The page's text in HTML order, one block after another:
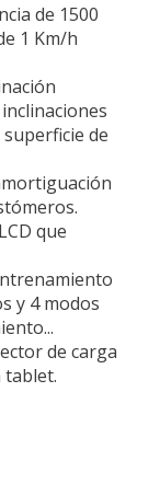
de 1500
1 Km/h
superficie de
que
y 4 modos
de carga
tablet.